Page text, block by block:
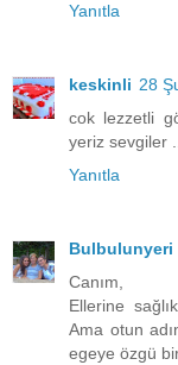
Yanıtla
keskinli 28
cok lezzetli
yeriz sevgiler ...
Yanıtla
Bulbulunyeri
Canım,
Ellerine
Ama otun
egeye özgü